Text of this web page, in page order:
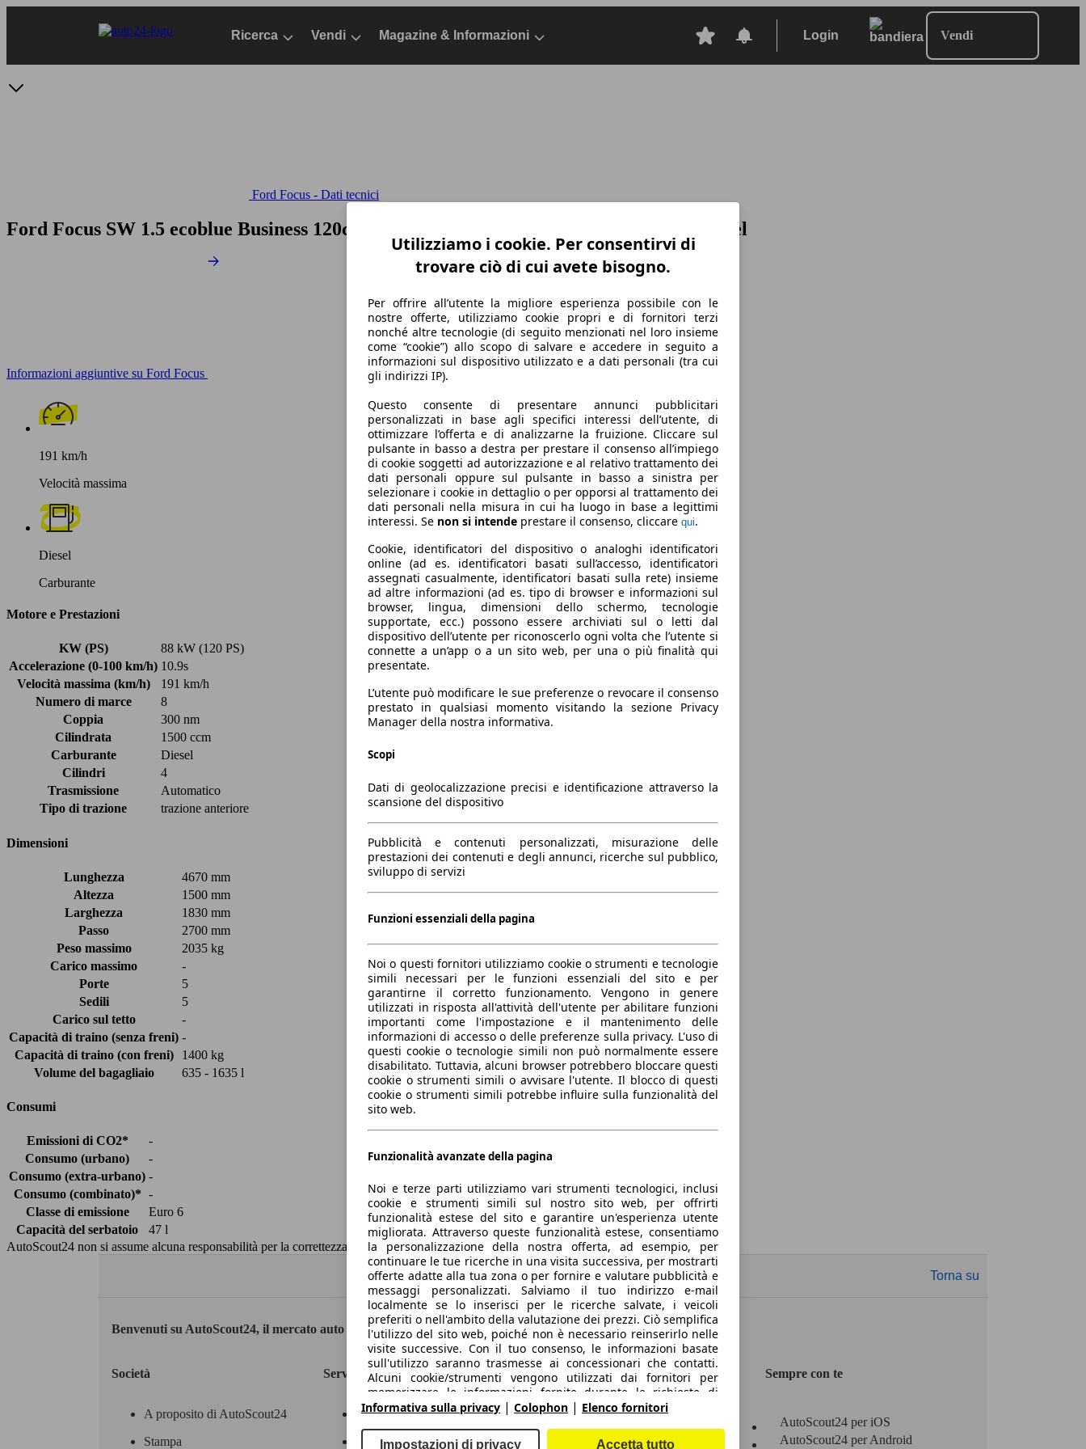
Ricerca Vendi Magazine & Informazioni Login Vendi
Ford Focus - Dati tecnici
Ford Focus SW 1.5 ecoblue Business 120cv auto 2022 SW, Dal 2021, Station wagon, Diesel
Informazioni aggiuntive su Ford Focus
191 km/h
Velocità massima
Diesel
Carburante
Motore e Prestazioni
KW (PS)
88 kW (120 PS)
Accelerazione (0-100 km/h) 10.9s
Velocità massima (km/h)
191 km/h
Numero di marce
8
Coppia
300 nm
Cilindrata
1500 ccm
Carburante
Diesel
Cilindri
4
Trasmissione
Automatico
Tipo di trazione
trazione anteriore
Dimensioni
Lunghezza
4670 mm
Altezza
1500 mm
Larghezza
1830 mm
Passo
2700 mm
Peso massimo
2035 kg
Carico massimo
-
Porte
5
Sedili
5
Carico sul tetto
-
Capacità di traino (senza freni) -
Capacità di traino (con freni)
1400 kg
Volume del bagagliaio
635 - 1635 l
Consumi
Emissioni di CO2*
-
Consumo (urbano)
-
Consumo (extra-urbano) -
Consumo (combinato)* -
Classe di emissione
Euro 6
Capacità del serbatoio
47 l
AutoScout24 non si assume alcuna responsabilità per la correttezza dei dati.
Torna su
Benvenuti su AutoScout24, il mercato auto europeo.
Società
A proposito di AutoScout24
Stampa
Servizi
Contatti
Marche e modelli
Area rivenditori
Servizi per i dealer
Sempre con te
AutoScout24 per iOS
AutoScout24 per Android
Utilizziamo i cookie. Per consentirvi di
trovare ciò di cui avete bisogno.
Per offrire all’utente la migliore esperienza possibile con le
nostre offerte, utilizziamo cookie propri e di fornitori terzi
nonché altre tecnologie (di seguito menzionati nel loro insieme
come “cookie”) allo scopo di salvare e accedere in seguito a
informazioni sul dispositivo utilizzato e a dati personali (tra cui
gli indirizzi IP).
Questo consente di presentare annunci pubblicitari
personalizzati in base agli specifici interessi dell’utente, di
ottimizzare l’offerta e di analizzarne la fruizione. Cliccare sul
pulsante in basso a destra per prestare il consenso all’impiego
di cookie soggetti ad autorizzazione e al relativo trattamento dei
dati personali oppure sul pulsante in basso a sinistra per
selezionare i cookie in dettaglio o per opporsi al trattamento dei
dati personali nella misura in cui ha luogo in base a legittimi
interessi. Se non si intende prestare il consenso, cliccare qui.
Cookie, identificatori del dispositivo o analoghi identificatori
online (ad es. identificatori basati sull’accesso, identificatori
assegnati casualmente, identificatori basati sulla rete) insieme
ad altre informazioni (ad es. tipo di browser e informazioni sul
browser, lingua, dimensioni dello schermo, tecnologie
supportate, ecc.) possono essere archiviati sul o letti dal
dispositivo dell’utente per riconoscerlo ogni volta che l’utente si
connette a un’app o a un sito web, per una o più finalità qui
presentate.
L’utente può modificare le sue preferenze o revocare il consenso
prestato in qualsiasi momento visitando la sezione Privacy
Manager della nostra informativa.
Scopi
Dati di geolocalizzazione precisi e identificazione attraverso la
scansione del dispositivo
Pubblicità e contenuti personalizzati, misurazione delle
prestazioni dei contenuti e degli annunci, ricerche sul pubblico,
sviluppo di servizi
Funzioni essenziali della pagina
Noi o questi fornitori utilizziamo cookie o strumenti e tecnologie
simili necessari per le funzioni essenziali del sito e per
garantirne il corretto funzionamento. Vengono in genere
utilizzati in risposta all'attività dell'utente per abilitare funzioni
importanti come l'impostazione e il mantenimento delle
informazioni di accesso o delle preferenze sulla privacy. L'uso di
questi cookie o tecnologie simili non può normalmente essere
disabilitato. Tuttavia, alcuni browser potrebbero bloccare questi
cookie o strumenti simili o avvisare l'utente. Il blocco di questi
cookie o strumenti simili potrebbe influire sulla funzionalità del
sito web.
Funzionalità avanzate della pagina
Noi e terze parti utilizziamo vari strumenti tecnologici, inclusi
cookie e strumenti simili sul nostro sito web, per offrirti
funzionalità estese del sito e garantire un'esperienza utente
migliorata. Attraverso queste funzionalità estese, consentiamo
la personalizzazione della nostra offerta, ad esempio, per
continuare le tue ricerche in una visita successiva, per mostrarti
offerte adatte alla tua zona o per fornire e valutare pubblicità e
messaggi personalizzati. Salviamo il tuo indirizzo e-mail
localmente se lo inserisci per le ricerche salvate, i veicoli
preferiti o nell'ambito della valutazione dei prezzi. Ciò semplifica
l'utilizzo del sito web, poiché non è necessario reinserirlo nelle
visite successive. Con il tuo consenso, le informazioni basate
sull'utilizzo saranno trasmesse ai concessionari che contatti.
Alcuni cookie/strumenti vengono utilizzati dai fornitori per
memorizzare le informazioni fornite durante le richieste di
finanziamento per 30 giorni e per riutilizzarle automaticamente
finanziamento. Senza l'utilizzo di tali cookie/strumenti, tali
Informativa sulla privacy | Colophon | Elenco fornitori
Impostazioni di privacy Accetta tutto